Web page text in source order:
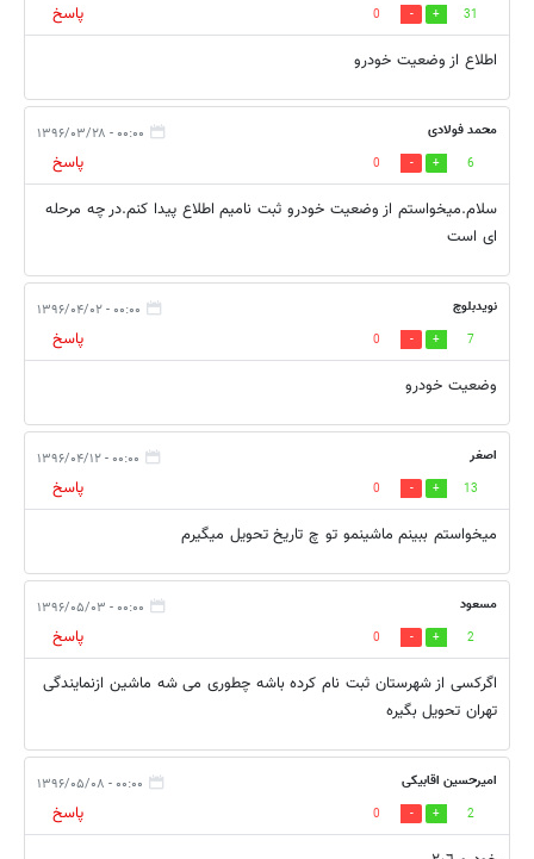
31
0
پاسخ
اطلاع از وضعیت خودرو
محمد فولادی ۰۰:۰۰ - ۱۳۹۶/۰۳/۲۸
6
0
پاسخ
سلام.میخواستم از وضعیت خودرو ثبت نامیم اطلاع پیدا کنم.در چه مرحله
ای است
نویدبلوچ ۰۰:۰۰ - ۱۳۹۶/۰۴/۰۲
7
0
پاسخ
وضعیت خودرو
اصغر ۰۰:۰۰ - ۱۳۹۶/۰۴/۱۲
13
0
پاسخ
میخواستم ببینم ماشینمو تو چ تاریخ تحویل میگیرم
مسعود ۰۰:۰۰ - ۱۳۹۶/۰۵/۰۳
2
0
پاسخ
اگرکسی از شهرستان ثبت نام کرده باشه چطوری می شه ماشین ازنمایندگی
تهران تحویل بگیره
امیرحسین اقابیكی ۰۰:۰۰ - ۱۳۹۶/۰۵/۰۸
2
0
پاسخ